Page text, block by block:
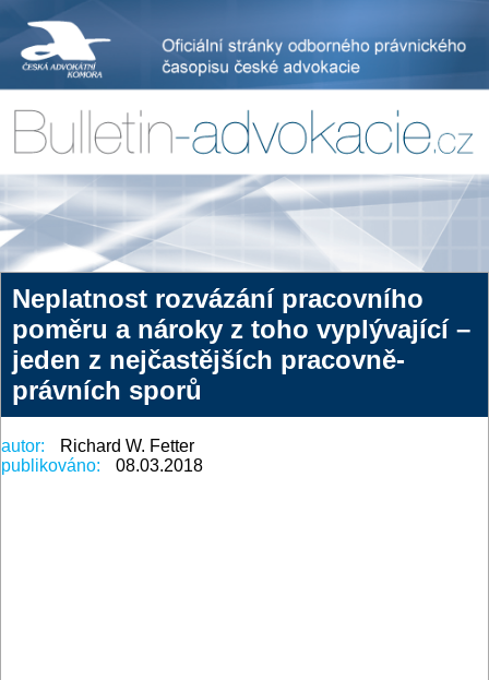
Neplatnost rozvázání pracovního
poměru a nároky z toho vyplývající –
jeden z nejčastějších pracovně-
právních sporů
autor:
Richard W. Fetter
publikováno:
08.03.2018